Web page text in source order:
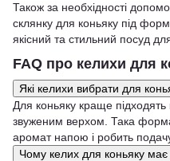
Також за необхідності
склянку для коньяку під
якісний та стильний посуд
FAQ про келихи для
Які келихи вибрати для
Для коньяку краще
звуженим верхом. Така
аромат напою і робить
Чому келих для коньяку